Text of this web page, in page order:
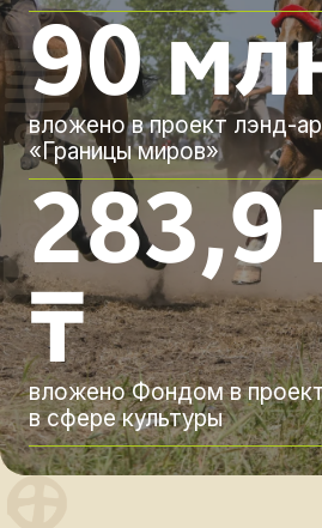
90
вложено в проект лэнд-
«Границы миров»
283,9
₸
вложено Фондом в
в сфере культуры